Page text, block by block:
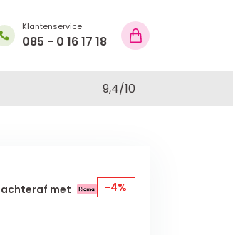
Klantenservice
085 - 0 16 17 18
9,4/10
met
-4%